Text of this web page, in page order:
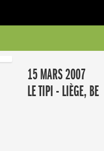
15 MARS 2007
LE TIPI - LIÈGE, BE